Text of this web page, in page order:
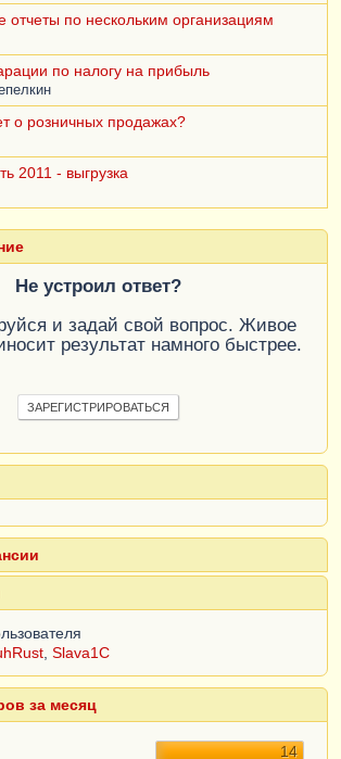
по нескольким организациям
по налогу на прибыль
о розничных продажах?
2011 - выгрузка
Не устроил ответ?
и задай свой вопрос. Живое
результат намного быстрее.
ЗАРЕГИСТРИРОВАТЬСЯ
Slava1C
за месяц
14